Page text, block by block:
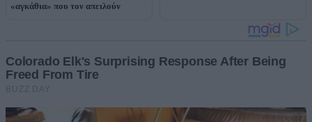
«αγκάθια» που τον απειλούν